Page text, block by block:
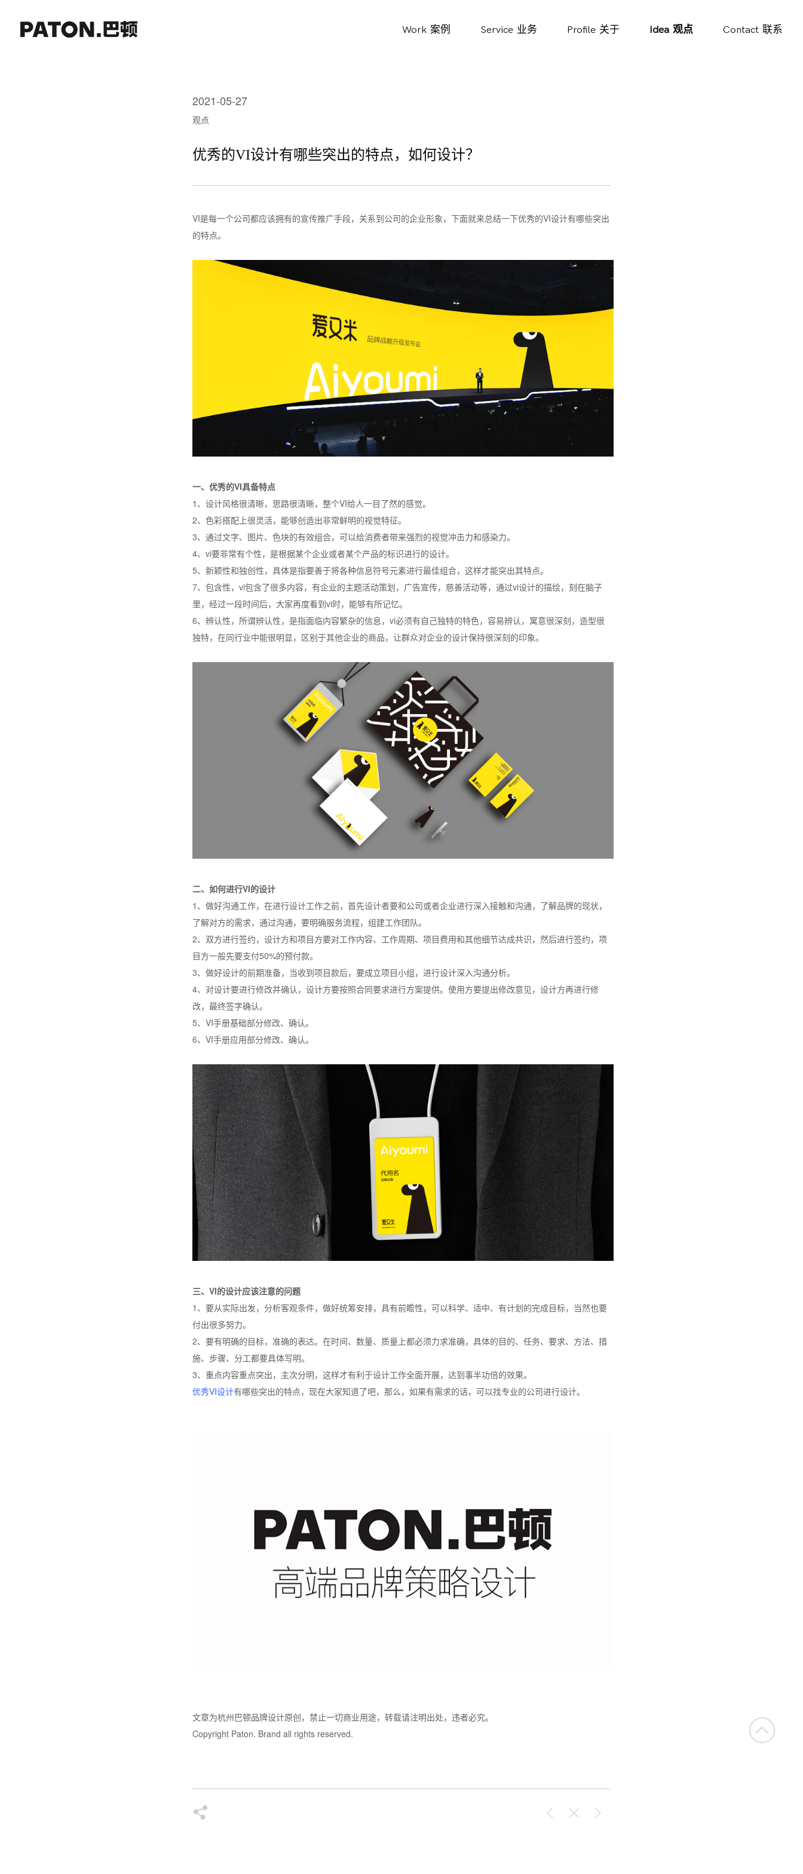
Work 案例 Service 业务 Profile 关于 Idea 观点 Contact 联系
2021-05-27
观点
优秀的VI设计有哪些突出的特点，如何设计？
VI是每一个公司都应该拥有的宣传推广手段，关系到公司的企业形象，下面就来总结一下优秀的VI设计有哪些突出
的特点。
一、优秀的VI具备特点
1、设计风格很清晰，思路很清晰，整个VI给人一目了然的感觉。
2、色彩搭配上很灵活，能够创造出非常鲜明的视觉特征。
3、通过文字、图片、色块的有效组合，可以给消费者带来强烈的视觉冲击力和感染力。
4、vi要非常有个性，是根据某个企业或者某个产品的标识进行的设计。
5、新颖性和独创性，具体是指要善于将各种信息符号元素进行最佳组合，这样才能突出其特点。
7、包含性，vi包含了很多内容，有企业的主题活动策划，广告宣传，慈善活动等，通过vi设计的描绘，刻在脑子
里，经过一段时间后，大家再度看到vi时，能够有所记忆。
6、辨认性，所谓辨认性，是指面临内容繁杂的信息，vi必须有自己独特的特色，容易辨认，寓意很深刻，造型很
独特，在同行业中能很明显，区别于其他企业的商品，让群众对企业的设计保持很深刻的印象。
二、如何进行VI的设计
1、做好沟通工作，在进行设计工作之前，首先设计者要和公司或者企业进行深入接触和沟通，了解品牌的现状，
了解对方的需求，通过沟通，要明确服务流程，组建工作团队。
2、双方进行签约，设计方和项目方要对工作内容、工作周期、项目费用和其他细节达成共识，然后进行签约，项
目方一般先要支付50%的预付款。
3、做好设计的前期准备，当收到项目款后，要成立项目小组，进行设计深入沟通分析。
4、对设计要进行修改并确认，设计方要按照合同要求进行方案提供。使用方要提出修改意见，设计方再进行修
改，最终签字确认。
5、VI手册基础部分修改、确认。
6、VI手册应用部分修改、确认。
三、VI的设计应该注意的问题
1、要从实际出发，分析客观条件，做好统筹安排，具有前瞻性，可以科学、适中、有计划的完成目标，当然也要
付出很多努力。
2、要有明确的目标，准确的表达。在时间、数量、质量上都必须力求准确，具体的目的、任务、要求、方法、措
施、步骤、分工都要具体写明。
3、重点内容重点突出，主次分明，这样才有利于设计工作全面开展，达到事半功倍的效果。
优秀VI设计有哪些突出的特点，现在大家知道了吧，那么，如果有需求的话，可以找专业的公司进行设计。
文章为杭州巴顿品牌设计原创，禁止一切商业用途，转载请注明出处，违者必究。
Copyright Paton. Brand all rights reserved.